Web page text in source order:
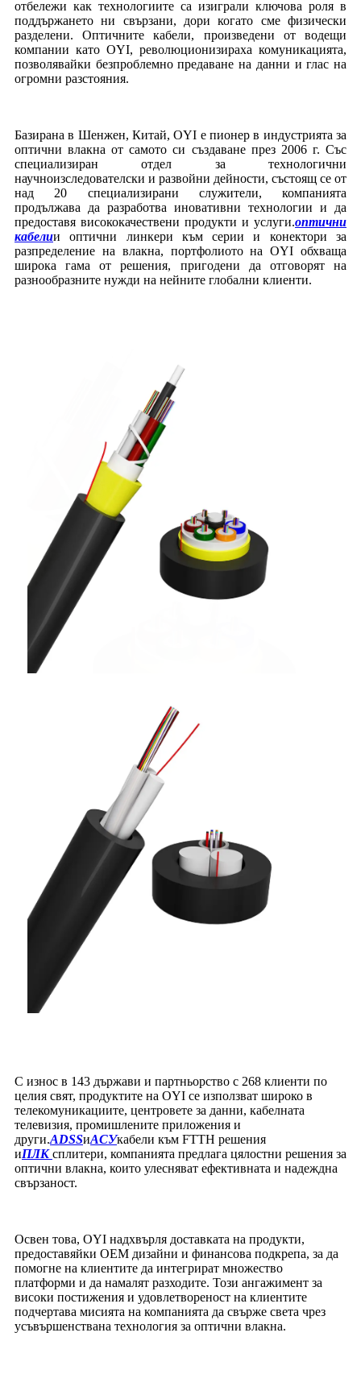
отбележи как технологиите са изиграли ключова роля в
поддържането ни свързани, дори когато сме физически
разделени. Оптичните кабели, произведени от водещи
компании като OYI, революционизираха комуникацията,
позволявайки безпроблемно предаване на данни и глас на
огромни разстояния.
Базирана в Шенжен, Китай, OYI е пионер в индустрията за
оптични влакна от самото си създаване през 2006 г. Със
специализиран отдел за технологични
научноизследователски и развойни дейности, състоящ се от
над 20 специализирани служители, компанията
продължава да разработва иновативни технологии и да
предоставя висококачествени продукти и услуги.оптични
кабелии оптични линкери към серии и конектори за
разпределение на влакна, портфолиото на OYI обхваща
широка гама от решения, пригодени да отговорят на
разнообразните нужди на нейните глобални клиенти.
С износ в 143 държави и партньорство с 268 клиенти по
целия свят, продуктите на OYI се използват широко в
телекомуникациите, центровете за данни, кабелната
телевизия, промишлените приложения и
други.ADSSиАСУкабели към FTTH решения
иПЛК сплитери, компанията предлага цялостни решения за
оптични влакна, които улесняват ефективната и надеждна
свързаност.
Освен това, OYI надхвърля доставката на продукти,
предоставяйки OEM дизайни и финансова подкрепа, за да
помогне на клиентите да интегрират множество
платформи и да намалят разходите. Този ангажимент за
високи постижения и удовлетвореност на клиентите
подчертава мисията на компанията да свърже света чрез
усъвършенствана технология за оптични влакна.